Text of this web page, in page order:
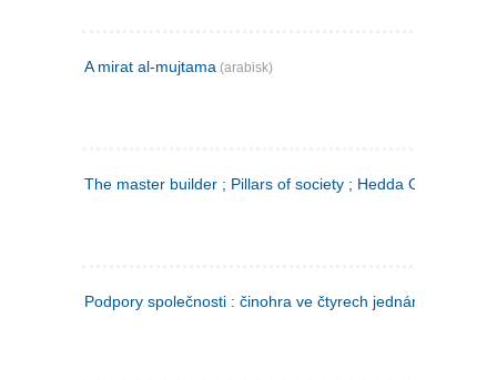
A mirat al-mujtama (arabisk)
The master builder ; Pillars of society ; Hedda Gabler
Podpory společnosti : činohra ve čtyrech jednáních